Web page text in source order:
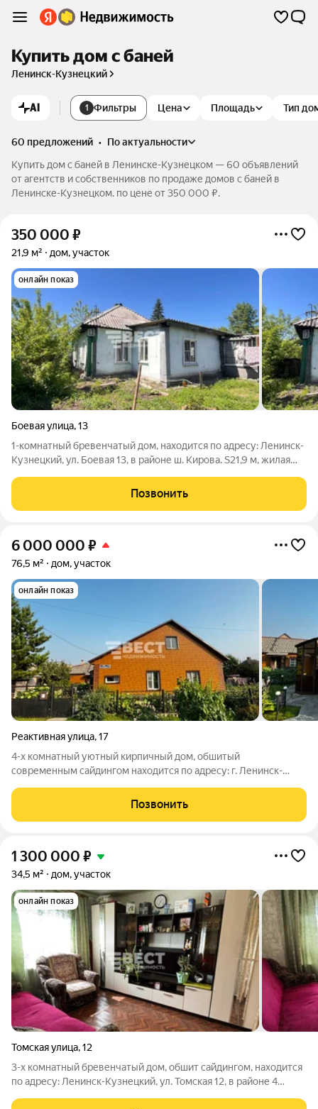
Купить дом с баней
Ленинск-Кузнецкий
AI 1 Фильтры Цена Площадь Тип
60 предложений •
по актуальности
Купить дом с баней в Ленинске-Кузнецком — 60 объявлений
от агентств и собственников по продаже домов с баней в
Ленинске-Кузнецком. по цене от 350 000 ₽.
350 000 ₽
21,9 м² дом, участок
онлайн показ
Боевая улица,13
1-комнатный бревенчатый дом, находится по адресу: Ленинск-
Кузнецкий, ул. Боевая 13, в районе ш. Кирова. S21,9 м, жилая
сухой. Косметический ремонт. Окна ПВХ. Потолки - беленые
(высота
Позвонить
6 000 000 ₽
76,5 м² дом, участок
онлайн показ
Реактивная улица,17
4-х комнатный уютный кирпичный дом, обшитый
современным сайдингом находится по адресу: г. Ленинск-
1954 года постройки. Косметический
Позвонить
1 300 000 ₽
34,5 м² дом, участок
онлайн показ
Томская улица,12
3-х комнатный бревенчатый дом, обшит сайдингом, находится
по адресу: Ленинск-Кузнецкий, ул. Томская 12, в районе 4